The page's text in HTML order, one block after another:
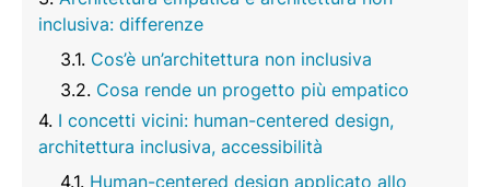
inclusiva: differenze
Cos’è un’architettura non inclusiva
Cosa rende un progetto più empatico
I concetti vicini: human-centered design,
architettura inclusiva, accessibilità
Human-centered design applicato allo